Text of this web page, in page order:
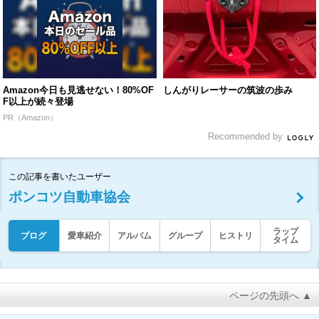
Amazon今日も見逃せない！80%OF
F以上が続々登場
PR（Amazon）
しんがりレーサーの筑波の歩み
Recommended by
この記事を書いたユーザー
ポンコツ自動車協会
ブログ 愛車紹介 アルバム グループ ヒストリ
ラップ
タイム
ページの先頭へ ▲